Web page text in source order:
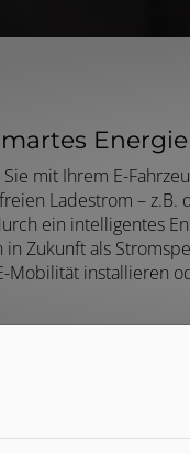
mit Ihrem E-
Ladestrom –
ein intelligentes
in Zukunft als
Mobilität installieren